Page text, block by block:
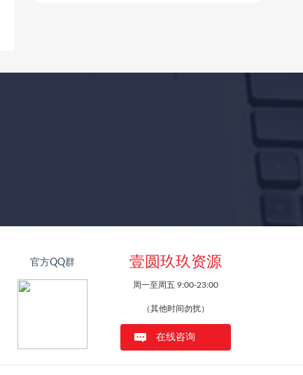
官方QQ群 壹圆玖玖资源
周一至周五 9:00-23:00
（其他时间勿扰）
在线咨询